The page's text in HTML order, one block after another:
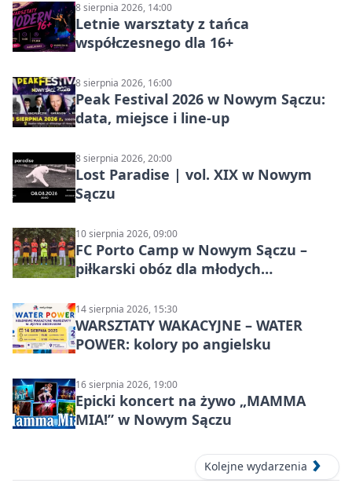
8 sierpnia 2026, 14:00
Letnie warsztaty z tańca
współczesnego dla 16+
8 sierpnia 2026, 16:00
Peak Festival 2026 w Nowym Sączu:
data, miejsce i line-up
8 sierpnia 2026, 20:00
Lost Paradise | vol. XIX w Nowym
Sączu
10 sierpnia 2026, 09:00
FC Porto Camp w Nowym Sączu –
piłkarski obóz dla młodych
14 sierpnia 2026, 15:30
WARSZTATY WAKACYJNE – WATER
POWER: kolory po angielsku
16 sierpnia 2026, 19:00
Epicki koncert na żywo „MAMMA
MIA!” w Nowym Sączu
Kolejne wydarzenia